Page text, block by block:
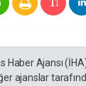
Haber Ajansı
ajanslar